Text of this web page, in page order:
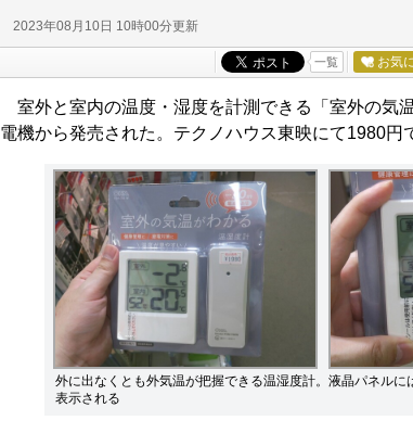
2023年08月10日 10時00分更新
一覧 お気
室外と室内の温度・湿度を計測できる「室外の気
電機から発売された。テクノハウス東映にて1980円
外に出なくとも外気温が把握できる温湿度計。液晶パネルに
表示される